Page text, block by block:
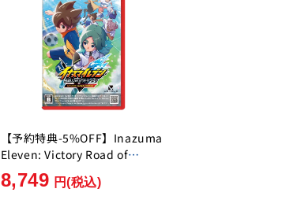
【予約特典-5%OFF】Inazuma
Eleven: Victory Road of
Heroes Nintendo Switch 2
Edition [Level-5][Switch2]
8,749 円(税込)